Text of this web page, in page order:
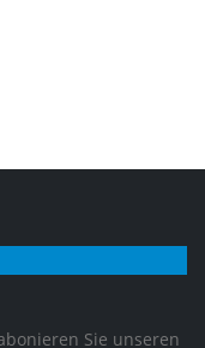
Sie unseren